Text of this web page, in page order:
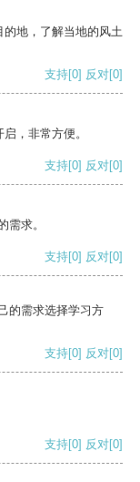
地，了解当地的风土
支持[0] 反对[0]
，非常方便。
支持[0] 反对[0]
需求。
支持[0] 反对[0]
的需求选择学习方
支持[0] 反对[0]
支持[0] 反对[0]